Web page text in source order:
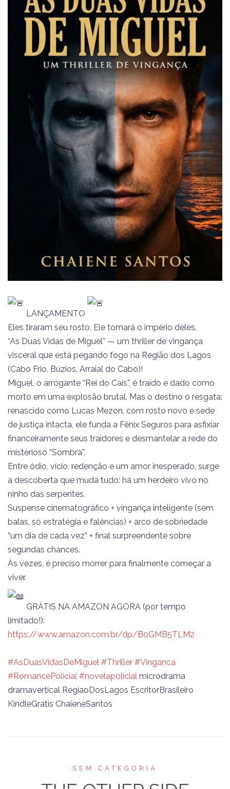
LANÇAMENTO
Eles tiraram seu rosto. Ele tomará o império deles.
“As Duas Vidas de Miguel” — um thriller de vingança
visceral que está pegando fogo na Região dos Lagos
(Cabo Frio, Búzios, Arraial do Cabo)!
Miguel, o arrogante “Rei do Cais”, é traído e dado como
morto em uma explosão brutal. Mas o destino o resgata:
renascido como Lucas Mezon, com rosto novo e sede
de justiça intacta, ele funda a Fênix Seguros para asfixiar
financeiramente seus traidores e desmantelar a rede do
misterioso “Sombra”.
Entre ódio, vício, redenção e um amor inesperado, surge
a descoberta que muda tudo: há um herdeiro vivo no
ninho das serpentes.
Suspense cinematográfico + vingança inteligente (sem
balas, só estratégia e falências) + arco de sobriedade
“um dia de cada vez” + final surpreendente sobre
segundas chances.
Às vezes, é preciso morrer para finalmente começar a
viver.
GRÁTIS NA AMAZON AGORA (por tempo
limitado!):
https://www.amazon.com.br/dp/B0GMB5TLM2
#AsDuasVidasDeMiguel #Thriller #Vinganca
#RomancePolicial #novelapolicial microdrama
dramavertical RegiaoDosLagos EscritorBrasileiro
KindleGratis ChaieneSantos
SEM CATEGORIA